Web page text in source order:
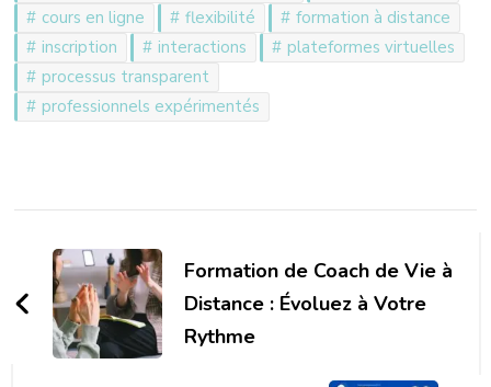
cours en ligne
flexibilité
formation à distance
inscription
interactions
plateformes virtuelles
processus transparent
professionnels expérimentés
d'article
Formation de Coach de Vie à
Distance : Évoluez à Votre
Rythme